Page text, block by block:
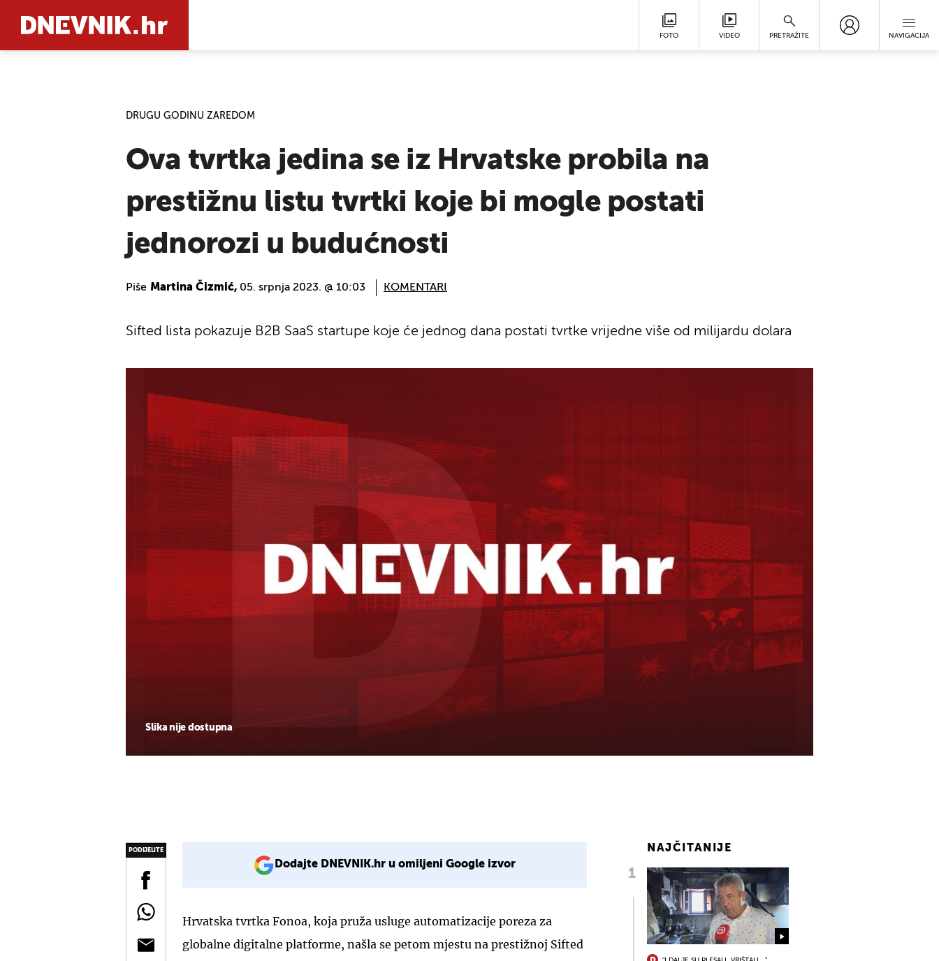
FOTO VIDEO PRETRAŽITE NAVIGACIJA
DRUGU GODINU ZAREDOM
Ova tvrtka jedina se iz Hrvatske probila na
prestižnu listu tvrtki koje bi mogle postati
jednorozi u budućnosti
Piše Martina Čizmić, 05. srpnja 2023. @ 10:03 KOMENTARI
Slika nije dostupna
Sifted lista pokazuje B2B SaaS startupe koje će jednog dana postati tvrtke vrijedne više od milijardu dolara
PODIJELITE
Dodajte DNEVNIK.hr u omiljeni Google izvor
Hrvatska tvrtka Fonoa, koja pruža usluge automatizacije poreza za
globalne digitalne platforme, našla se petom mjestu na prestižnoj Sifted
NAJČITANIJE